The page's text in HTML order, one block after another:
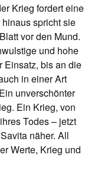
Krieg fordert eine
spricht sie
vor den Mund.
und hohe
Einsatz, bis an die
in einer Art
unverschönter
Ein Krieg, von
Todes – jetzt
näher. All
Werte, Krieg und